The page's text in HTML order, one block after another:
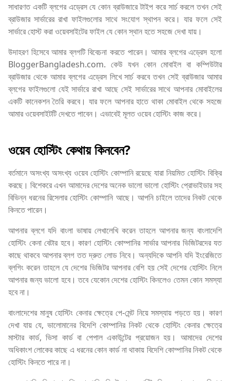
সাধারণত একটি ব্লগের এড্রেস যে কোন ব্রাউজারে টাইপ করে সার্চ করলে তখন সেই
ব্রাউজার সার্ভারের রাখা ফাইলগুলোর সাথে সংযোগ স্থাপন করে। যার ফলে সেই
সার্ভারে হোস্ট করা ওয়েবসাইটের ফাইল যে কোন স্থান হতে সহজে দেখা যায়।
উদাহরণ হিসেবে আমার ব্লগটি বিবেচনা করতে পারেন। আমার ব্লগের এড্রেস হলো
BloggerBangladesh.com. কেউ যখন কোন মোবাইল বা কম্পিউটার
ব্রাউজার থেকে আমার ব্লগের এড্রেস লিখে সার্চ করবে তখন সেই ব্রাউজার আমার
ব্লগের ফাইলগুলো যেই সার্ভারে রাখা আছে সেই সার্ভারের সাথে আপনার মোবাইলের
একটি কানেকশন তৈরি করবে। যার ফলে আপনার হাতে থাকা মোবাইল থেকে সহজে
আমার ওয়েবসাইটটি দেখতে পাবেন। এভাবেই মূলত ওয়েব হোস্টিং কাজ করে।
ওয়েব হোস্টিং কেথায় কিনবেন?
বর্তমানে অসংখ্য অসংখ্য ওয়েব হোস্টিং কোম্পানি রয়েছে যারা নিয়মিত হোস্টিং বিক্রি
করছে। বিশেকরে এখন আমাদের দেশের অনেক ভালো ভালো হোস্টিং প্রোভাইডার সহ
বিভিন্ন ধরনের রিসেলার হোস্টিং কোম্পানি আছে। আপনি চাইলে তাদের নিকট থেকে
কিনতে পারেন।
আপনার ব্লগে যদি বাংলা ভাষায় লেখালেখি করেন তাহলে আপনার জন্য বাংলাদেশি
হোস্টিং কেনা বেটার হবে। কারণ হোস্টিং কোম্পানির সার্ভার আপনার ভিজিটরদের যত
কাছে থাকবে আপনার ব্লগ তত দ্রুত লোড নিবে। অন্যদিকে আপনি যদি ইংরেজিতে
ব্লগিং করেন তাহলে যে দেশের ভিজিটর আপনার বেশি হয় সেই দেশের হোস্টিং নিলে
আপনার জন্য ভালো হবে। তবে যেকোন দেশের হোস্টিং কিনলেও তেমন কোন সমস্যা
হবে না।
বাংলাদেশের মানুষ হোস্টিং কেনার ক্ষেত্রে পে-মেন্ট নিয়ে সমস্যায় পড়তে হয়। কারণ
দেখা যায় যে, ভালোমানের বিদেশি কোম্পানির নিকট থেকে হোস্টিং কেনার ক্ষেত্রে
মাস্টার কার্ড, ভিসা কার্ড বা পেপাল একাউন্টের প্রয়োজন হয়। আমাদের দেশের
অধিকাংশ লোকের কাছে এ ধরনের কোন কার্ড না থাকায় বিদেশি কোম্পানির নিকট থেকে
হোস্টিং কিনতে পারে না।